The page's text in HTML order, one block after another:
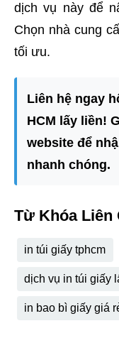
dịch vụ này để
Chọn nhà cung
tối ưu.
Liên hệ ngay
HCM lấy liền!
website để
nhanh chóng.
Từ Khóa Liên
in túi giấy tphcm
dịch vụ in túi giấy
in bao bì giấy giá